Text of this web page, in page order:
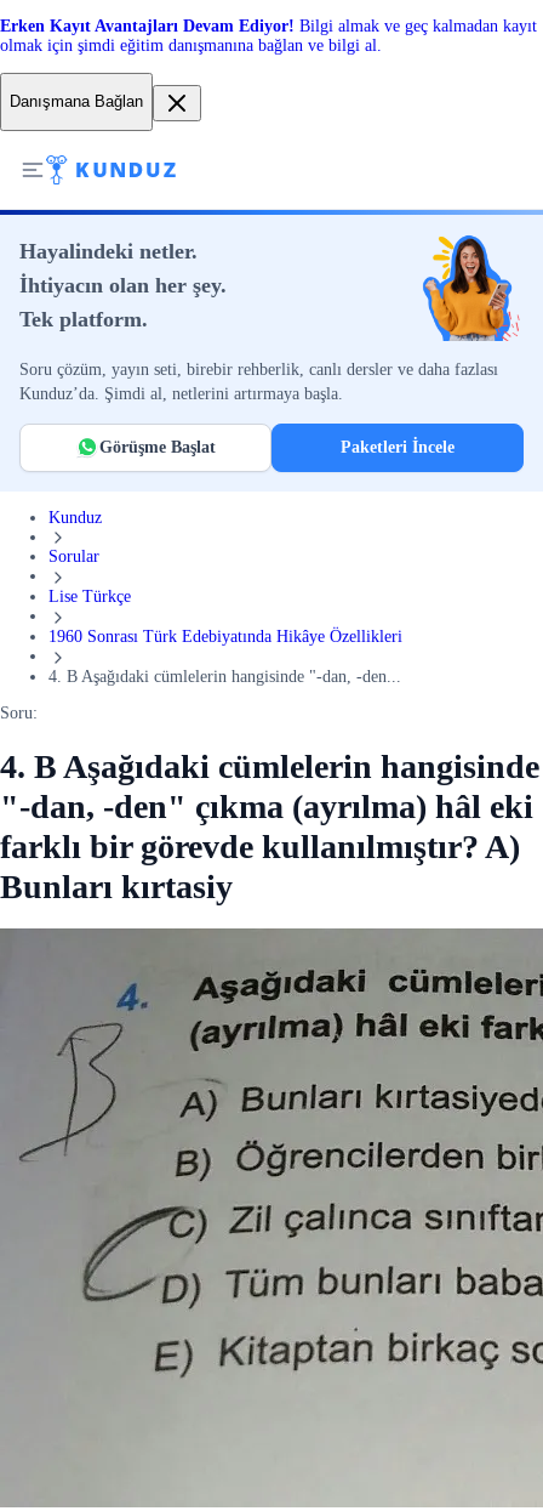
Erken Kayıt Avantajları Devam Ediyor! Bilgi almak ve geç kalmadan kayıt
olmak için şimdi eğitim danışmanına bağlan ve bilgi al.
Danışmana Bağlan
Hayalindeki netler.
İhtiyacın olan her şey.
Tek platform.
Soru çözüm, yayın seti, birebir rehberlik, canlı dersler ve daha fazlası
Kunduz’da. Şimdi al, netlerini artırmaya başla.
Görüşme Başlat Paketleri İncele
Kunduz
Sorular
Lise Türkçe
1960 Sonrası Türk Edebiyatında Hikâye Özellikleri
4. B Aşağıdaki cümlelerin hangisinde "-dan, -den...
Soru:
4. B Aşağıdaki cümlelerin hangisinde
"-dan, -den" çıkma (ayrılma) hâl eki
farklı bir görevde kullanılmıştır? A)
Bunları kırtasiy